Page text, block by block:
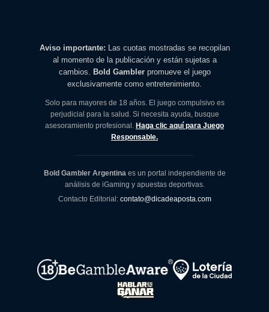
Aviso importante: Las cuotas mostradas se recopilan
al momento de la publicación y están sujetas a
cambios.
Bold Gamblerpromueve el juego
exclusivamente como entretenimiento.
Solo para mayores de 18 años. El juego compulsivo es
perjudicial para la salud. Si necesita ayuda, busque
asesoramiento profesional. Haga clic aquí para Juego
Responsable.
Bold Gambler Argentinaes un portal independiente de
análisis de iGaming y apuestas deportivas.
Contacto Editorial: contato@dicadeaposta.com